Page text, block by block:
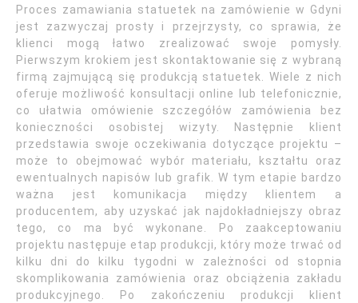
Proces zamawiania statuetek na zamówienie w Gdyni
jest zazwyczaj prosty i przejrzysty, co sprawia, że
klienci mogą łatwo zrealizować swoje pomysły.
Pierwszym krokiem jest skontaktowanie się z wybraną
firmą zajmującą się produkcją statuetek. Wiele z nich
oferuje możliwość konsultacji online lub telefonicznie,
co ułatwia omówienie szczegółów zamówienia bez
konieczności osobistej wizyty. Następnie klient
przedstawia swoje oczekiwania dotyczące projektu –
może to obejmować wybór materiału, kształtu oraz
ewentualnych napisów lub grafik. W tym etapie bardzo
ważna jest komunikacja między klientem a
producentem, aby uzyskać jak najdokładniejszy obraz
tego, co ma być wykonane. Po zaakceptowaniu
projektu następuje etap produkcji, który może trwać od
kilku dni do kilku tygodni w zależności od stopnia
skomplikowania zamówienia oraz obciążenia zakładu
produkcyjnego. Po zakończeniu produkcji klient